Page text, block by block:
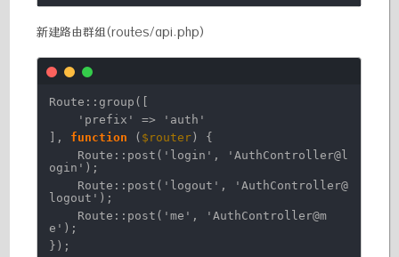
新建路由群组(routes/api.php)
Route::group([
'prefix'
=>
'auth'
], function ( $router ) {
Route::post( 'login' ,
'AuthController@l
ogin' );
Route::post( 'logout' ,
'AuthController@
logout' );
Route::post( 'me' ,
'AuthController@m
e' );
});